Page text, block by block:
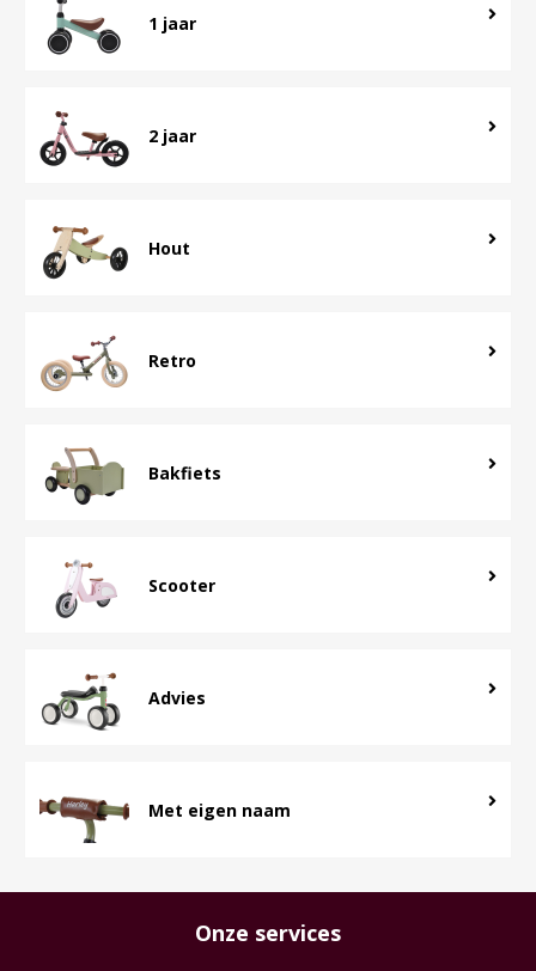
1 jaar
2 jaar
Hout
Retro
Bakfiets
Scooter
Advies
Met eigen naam
Onze services